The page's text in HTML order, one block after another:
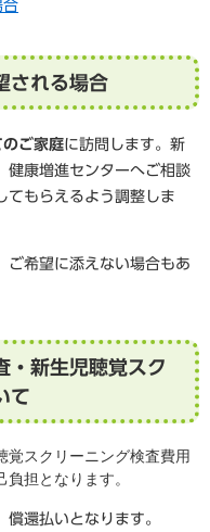
合
される場合
のご家庭に訪問します。新
健康増進センターへご相談
てもらえるよう調整しま
ご希望に添えない場合もあ
・新生児聴覚スク
て
覚スクリーニング検査費用
担となります。
還払いとなります。